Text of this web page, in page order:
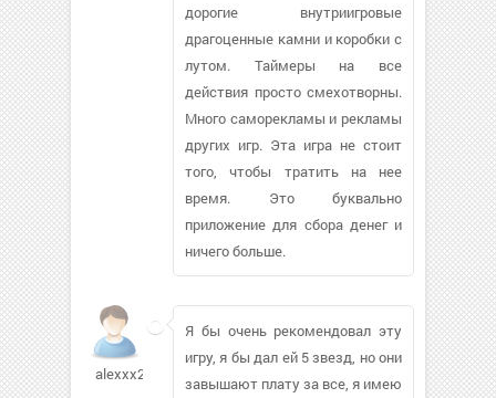
дорогие внутриигровые
драгоценные камни и коробки с
лутом. Таймеры на все
действия просто смехотворны.
Много саморекламы и рекламы
других игр. Эта игра не стоит
того, чтобы тратить на нее
время. Это буквально
приложение для сбора денег и
ничего больше.
alexxx2009
Я бы очень рекомендовал эту
игру, я бы дал ей 5 звезд, но они
завышают плату за все, я имею